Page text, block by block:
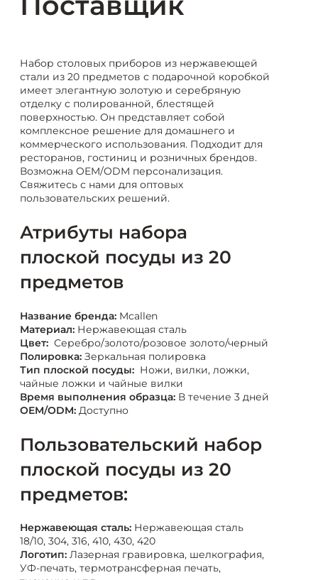
Набор столовых приборов из нержавеющей
стали из 20 предметов с подарочной коробкой
имеет элегантную золотую и серебряную
отделку с полированной, блестящей
поверхностью. Он представляет собой
комплексное решение для домашнего и
коммерческого использования. Подходит для
ресторанов, гостиниц и розничных брендов.
Возможна OEM/ODM персонализация.
Свяжитесь с нами для оптовых
пользовательских решений.
Атрибуты набора
плоской посуды из 20
предметов
Название бренда: Mcallen
Материал: Нержавеющая сталь
Цвет: Серебро/золото/розовое золото/черный
Полировка: Зеркальная полировка
Тип плоской посуды: Ножи, вилки, ложки,
чайные ложки и чайные вилки
Время выполнения образца: В течение 3 дней
OEM/ODM: Доступно
Пользовательский набор
плоской посуды из 20
предметов:
Нержавеющая сталь: Нержавеющая сталь
18/10, 304, 316, 410, 430, 420
Логотип: Лазерная гравировка, шелкография,
УФ-печать, термотрансферная печать,